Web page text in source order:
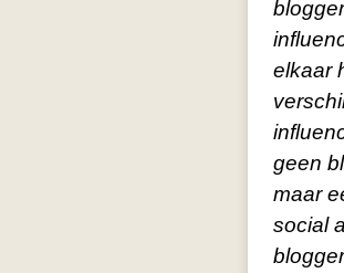
elkaar
geen
maar
social